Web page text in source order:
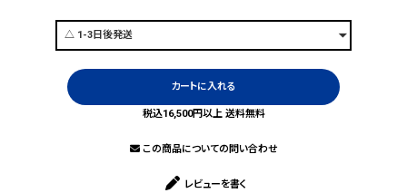
カートに入れる
税込16,500円以上 送料無料
この商品についての問い合わせ
レビューを書く